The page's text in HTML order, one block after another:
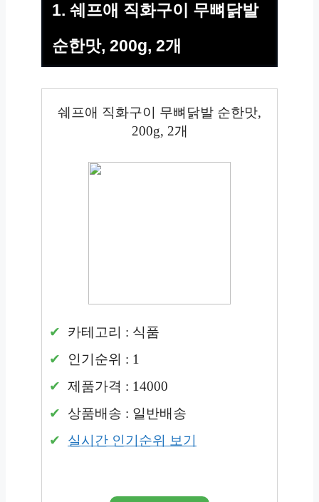
1. 쉐프애 직화구이 무뼈닭발
순한맛, 200g, 2개
쉐프애 직화구이 무뼈닭발 순한맛,
200g, 2개
카테고리 : 식품
인기순위 : 1
제품가격 : 14000
상품배송 : 일반배송
실시간 인기순위 보기